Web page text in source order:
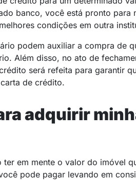
banco, você está pronto para
condições em outra
podem auxiliar a compra de
Além disso, no ato de
será refeita para garantir
de crédito.
adquirir
ter em mente o valor do imóvel
pode pagar levando em